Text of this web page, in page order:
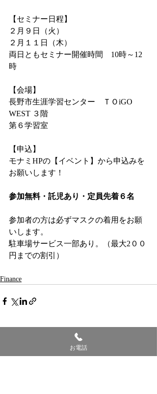
【セミナー日程】
２月９日（火）
２月１１日（木）
両日ともセミナー開催時間　10時～12
時
【会場】
長野市生涯学習センター　ＴＯiGO
WEST ３階
第６学習室
【申込】
モナミHPの【イベント】から申込みを
お願いします！
参加無料・託児あり・定員先着６名
参加者の方は必ずマスクの着用をお願
いします。
駐車場サービス一部あり。（最大2００
円までの割引）
Finance
お電話